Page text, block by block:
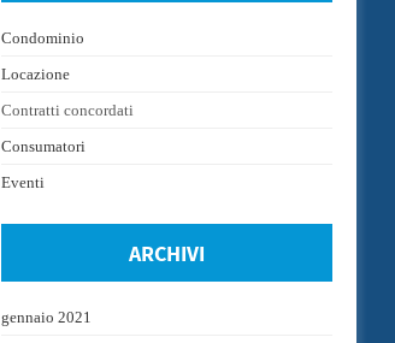
Condominio
Locazione
Contratti concordati
Consumatori
Eventi
ARCHIVI
gennaio 2021